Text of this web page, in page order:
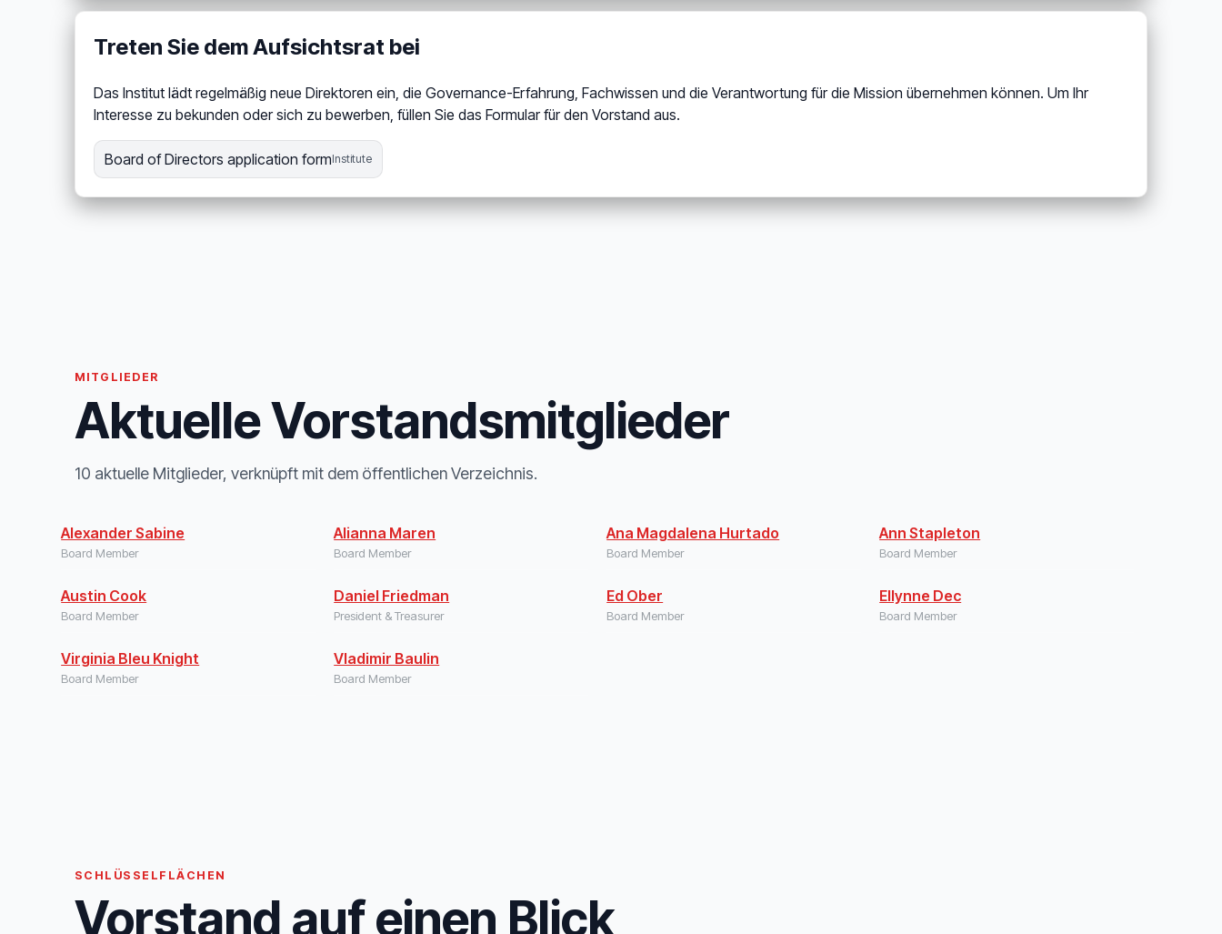
Treten Sie dem Aufsichtsrat bei
Das Institut lädt regelmäßig neue Direktoren ein, die Governance-Erfahrung, Fachwissen und die Verantwortung für die Mission übernehmen können. Um Ihr
Interesse zu bekunden oder sich zu bewerben, füllen Sie das Formular für den Vorstand aus.
Board of Directors application formInstitute
MITGLIEDER
Aktuelle Vorstandsmitglieder
10 aktuelle Mitglieder, verknüpft mit dem öffentlichen Verzeichnis.
Alexander Sabine
Board Member
Alianna Maren
Board Member
Ana Magdalena Hurtado
Board Member
Ann Stapleton
Board Member
Austin Cook
Board Member
Daniel Friedman
President & Treasurer
Ed Ober
Board Member
Ellynne Dec
Board Member
Virginia Bleu Knight
Board Member
Vladimir Baulin
Board Member
SCHLÜSSELFLÄCHEN
Vorstand auf einen Blick